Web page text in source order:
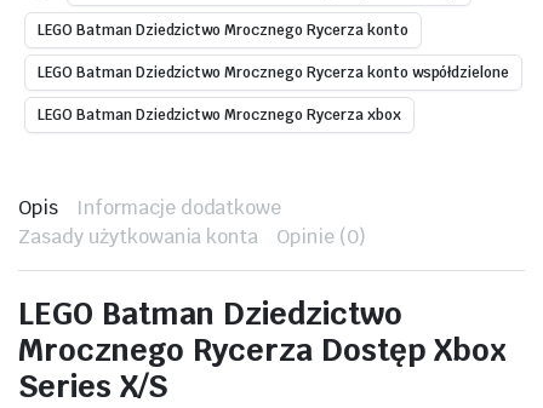
LEGO Batman Dziedzictwo Mrocznego Rycerza konto
LEGO Batman Dziedzictwo Mrocznego Rycerza konto współdzielone
LEGO Batman Dziedzictwo Mrocznego Rycerza xbox
Opis
Informacje dodatkowe
Zasady użytkowania konta
Opinie (0)
LEGO Batman Dziedzictwo
Mrocznego Rycerza Dostęp Xbox
Series X/S